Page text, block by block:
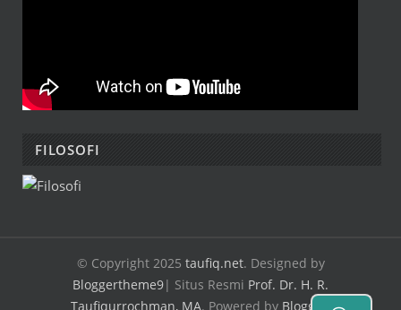
FILOSOFI
© Copyright 2025 taufiq.net. Designed by
Bloggertheme9| Situs Resmi Prof. Dr. H. R.
Taufiqurrochman, MA. Powered by Blogger